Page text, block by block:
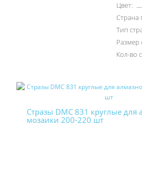
Цвет:
Страна
Тип
Размер
Кол-во
Стразы DMC 831 круглые для
мозаики 200-220 шт